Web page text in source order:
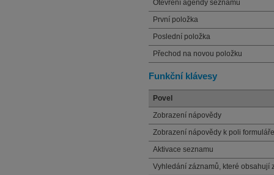
Otevření agendy seznamu
První položka
Poslední položka
Přechod na novou položku
Funkční klávesy
Povel
Zobrazení nápovědy
Zobrazení nápovědy k poli
Aktivace seznamu
Vyhledání záznamů, které obsahují